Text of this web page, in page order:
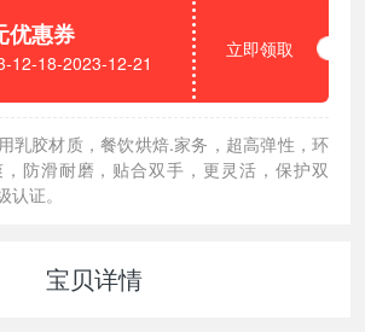
优惠券
12-18-2023-12-21
立即领取
乳胶材质，餐饮烘焙.家务，超高弹性，环
防滑耐磨，贴合双手，更灵活，保护双
证。
宝贝详情